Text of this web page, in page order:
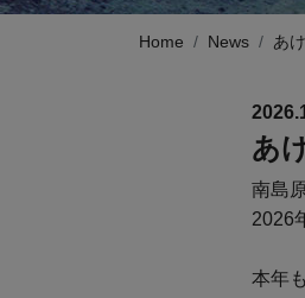
Home News あ
あ
南島
2026
本年